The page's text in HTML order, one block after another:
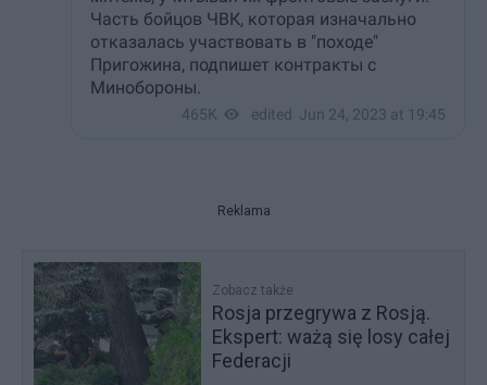
Reklama
Zobacz także
Rosja przegrywa z Rosją.
Ekspert: ważą się losy całej
Federacji